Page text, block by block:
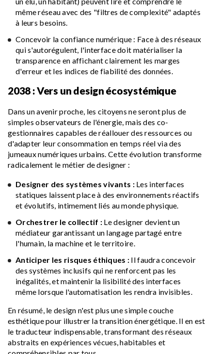
même réseau avec des "filtres de complexité" adaptés
à leurs besoins.
Concevoir la confiance numérique : Face à des réseaux
qui s'autorégulent, l'interface doit matérialiser la
transparence en affichant clairement les marges
d'erreur et les indices de fiabilité des données.
2038 : Vers un design écosystémique
Dans un avenir proche, les citoyens ne seront plus de
simples observateurs de l'énergie, mais des co-
gestionnaires capables de réallouer des ressources ou
d'adapter leur consommation en temps réel via des
jumeaux numériques urbains. Cette évolution transforme
radicalement le métier de designer :
Designer des systèmes vivants : Les interfaces
statiques laissent place à des environnements réactifs
et évolutifs, intimement liés au monde physique.
Orchestrer le collectif : Le designer devient un
médiateur garantissant un langage partagé entre
l'humain, la machine et le territoire.
Anticiper les risques éthiques : Il faudra concevoir
des systèmes inclusifs qui ne renforcent pas les
inégalités, et maintenir la lisibilité des interfaces
même lorsque l'automatisation les rendra invisibles.
En résumé, le design n'est plus une simple couche
esthétique pour illustrer la transition énergétique. Il en est
le traducteur indispensable, transformant des réseaux
abstraits en expériences vécues, habitables et